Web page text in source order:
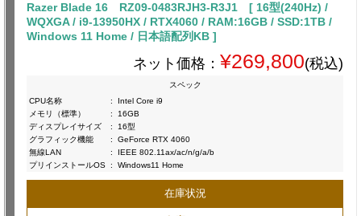
Razer Blade 16 RZ09-0483RJH3-R3J1 [ 16型(240Hz) /
WQXGA / i9-13950HX / RTX4060 / RAM:16GB / SSD:1TB /
Windows 11 Home / 日本語配列KB ]
ネット価格： ¥269,800(税込)
スペック
CPU名称
:
Intel Core i9
メモリ（標準）
:
16GB
ディスプレイサイズ
:
16型
グラフィック機能
:
GeForce RTX 4060
無線LAN
:
IEEE 802.11ax/ac/n/g/a/b
プリインストールOS : Windows11 Home
在庫状況